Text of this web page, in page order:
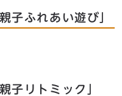
子ふれあい遊び」
子リトミック」